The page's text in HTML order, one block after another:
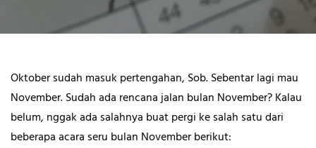
Oktober sudah masuk pertengahan, Sob. Sebentar lagi mau
November. Sudah ada rencana jalan bulan November? Kalau
belum, nggak ada salahnya buat pergi ke salah satu dari
beberapa acara seru bulan November berikut: